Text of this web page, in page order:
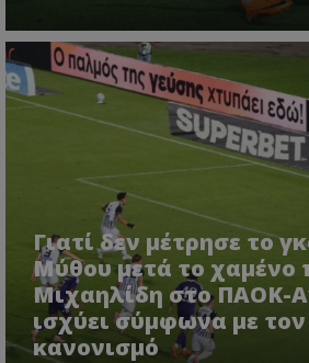
Γιατί δεν μέτρησε το
Μύθου μετά το χαμένο
Μιχαηλίδη στο ΠΑΟΚ-
ισχύει σύμφωνα με τον
κανονισμό